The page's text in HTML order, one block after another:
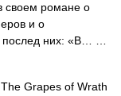
своем романе о
и о
послед них: «В… …
Grapes of Wrath